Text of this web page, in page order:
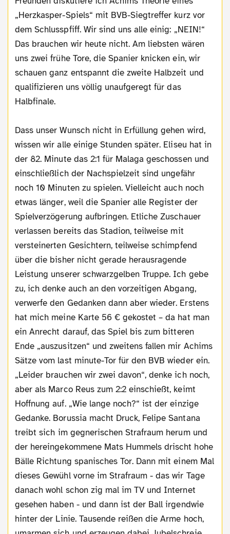
„Herzkasper-Spiels“ mit BVB-Siegtreffer kurz vor
dem Schlusspfiff. Wir sind uns alle einig: „NEIN!“
Das brauchen wir heute nicht. Am liebsten wären
uns zwei frühe Tore, die Spanier knicken ein, wir
schauen ganz entspannt die zweite Halbzeit und
qualifizieren uns völlig unaufgeregt für das
Halbfinale.
Dass unser Wunsch nicht in Erfüllung gehen wird,
wissen wir alle einige Stunden später. Eliseu hat in
der 82. Minute das 2:1 für Malaga geschossen und
einschließlich der Nachspielzeit sind ungefähr
noch 10 Minuten zu spielen. Vielleicht auch noch
etwas länger, weil die Spanier alle Register der
Spielverzögerung aufbringen. Etliche Zuschauer
verlassen bereits das Stadion, teilweise mit
versteinerten Gesichtern, teilweise schimpfend
über die bisher nicht gerade herausragende
Leistung unserer schwarzgelben Truppe. Ich gebe
zu, ich denke auch an den vorzeitigen Abgang,
verwerfe den Gedanken dann aber wieder. Erstens
hat mich meine Karte 56 € gekostet – da hat man
ein Anrecht darauf, das Spiel bis zum bitteren
Ende „auszusitzen“ und zweitens fallen mir Achims
Sätze vom last minute-Tor für den BVB wieder ein.
„Leider brauchen wir zwei davon“, denke ich noch,
aber als Marco Reus zum 2:2 einschießt, keimt
Hoffnung auf. „Wie lange noch?“ ist der einzige
Gedanke. Borussia macht Druck, Felipe Santana
treibt sich im gegnerischen Strafraum herum und
der hereingekommene Mats Hummels drischt hohe
Bälle Richtung spanisches Tor. Dann mit einem Mal
dieses Gewühl vorne im Strafraum - das wir Tage
danach wohl schon zig mal im TV und Internet
gesehen haben - und dann ist der Ball irgendwie
hinter der Linie. Tausende reißen die Arme hoch,